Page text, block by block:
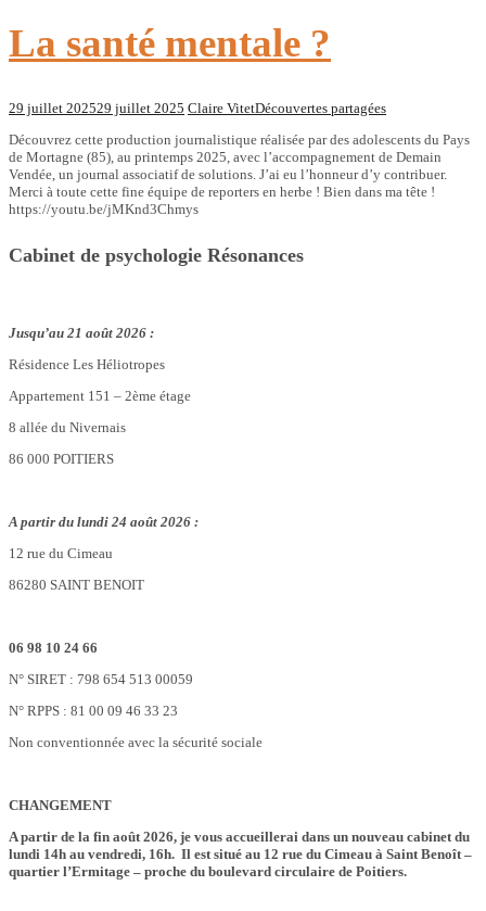
La santé mentale ?
29 juillet 202529 juillet 2025 Claire VitetDécouvertes partagées
Découvrez cette production journalistique réalisée par des adolescents du Pays
de Mortagne (85), au printemps 2025, avec l’accompagnement de Demain
Vendée, un journal associatif de solutions. J’ai eu l’honneur d’y contribuer.
Merci à toute cette fine équipe de reporters en herbe ! Bien dans ma tête !
https://youtu.be/jMKnd3Chmys
Cabinet de psychologie Résonances
Jusqu’au 21 août 2026 :
Résidence Les Héliotropes
Appartement 151 – 2ème étage
8 allée du Nivernais
86 000 POITIERS
A partir du lundi 24 août 2026 :
12 rue du Cimeau
86280 SAINT BENOIT
06 98 10 24 66
N° SIRET : 798 654 513 00059
N° RPPS : 81 00 09 46 33 23
Non conventionnée avec la sécurité sociale
CHANGEMENT
A partir de la fin août 2026, je vous accueillerai dans un nouveau cabinet du
lundi 14h au vendredi, 16h. Il est situé au 12 rue du Cimeau à Saint Benoît –
quartier l’Ermitage – proche du boulevard circulaire de Poitiers.